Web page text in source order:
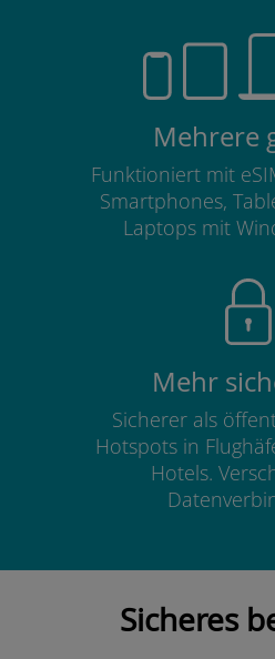
Mehrere
Funktioniert mit
Smartphones,
Laptops mit
Mehr
Sicherer als
Hotspots in
Hotels.
Sicheres